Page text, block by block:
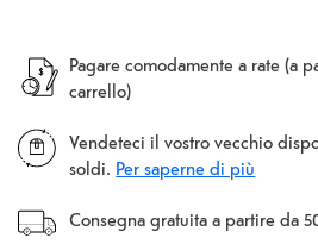
Pagare comodamente a rate (a
carrello)
Vendeteci il vostro vecchio
soldi. Per saperne di più
Consegna gratuita a partire da